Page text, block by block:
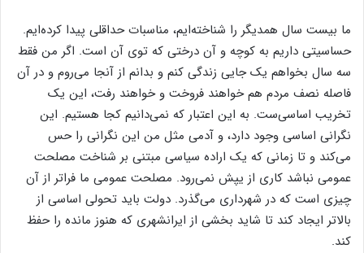
ما بیست سال همدیگر را شناخته‌ایم، مناسبات حداقلی پیدا کرده‌ایم.
حساسیتی داریم به کوچه و آن درختی که توی آن است. اگر من فقط
سه سال بخواهم یک جایی زندگی کنم و بدانم از آنجا می‌روم و در آن
فاصله نصف مردم هم خواهند فروخت و خواهند رفت، این یک
تخریب اساسی‌ست. به این اعتبار که نمی‌دانیم کجا هستیم. این
نگرانی اساسی وجود دارد، و آدمی مثل من این نگرانی را حس
می‌کند و تا زمانی که یک اراده سیاسی مبتنی بر شناخت مصلحت
عمومی نباشد کاری از یپش نمی‌رود. مصلحت عمومی ما فرا‌تر از آن
چیزی است که در شهرداری می‌گذرد. دولت باید تحولی اساسی از
بالا‌تر ایجاد کند تا شاید بخشی از ایرانشهری که هنوز مانده را حفظ
کند.